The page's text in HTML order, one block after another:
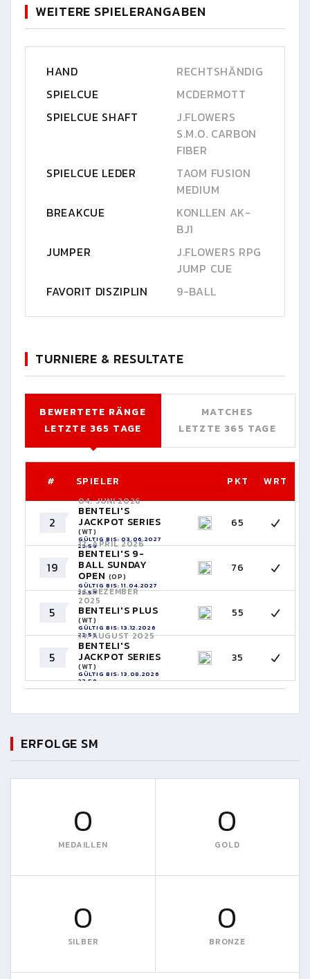
WEITERE SPIELERANGABEN
HAND
RECHTSHÄNDIG
SPIELCUE
MCDERMOTT
SPIELCUE SHAFT
J.FLOWERS
S.M.O. CARBON
FIBER
SPIELCUE LEDER
TAOM FUSION
MEDIUM
BREAKCUE
KONLLEN AK-
BJ1
JUMPER
J.FLOWERS RPG
JUMP CUE
FAVORIT DISZIPLIN
9-BALL
TURNIERE & RESULTATE
BEWERTETE RÄNGE
LETZTE 365 TAGE
MATCHES
LETZTE 365 TAGE
# SPIELER PKT WRT
2
04. JUNI 2026
BENTELI'S
JACKPOT SERIES
(WT)
GÜLTIG BIS: 03.06.2027
23:59
65
19
12. APRIL 2026
BENTELI'S 9-
BALL SUNDAY
OPEN (OP)
GÜLTIG BIS: 11.04.2027
23:59
76
5
14. DEZEMBER
2025
BENTELI'S PLUS
(WT)
GÜLTIG BIS: 13.12.2026
23:59
55
5
14. AUGUST 2025
BENTELI'S
JACKPOT SERIES
(WT)
GÜLTIG BIS: 13.08.2026
23:59
35
ERFOLGE SM
0
MEDAILLEN
0
GOLD
0
SILBER
0
BRONZE